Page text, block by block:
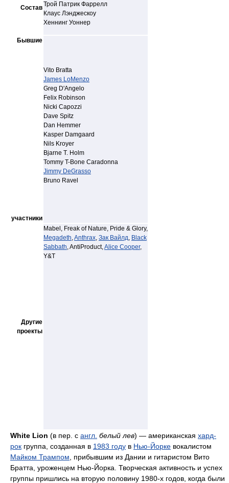
СоставТрой Патрик Фаррелл
Клаус Лэнджескоу
Хеннинг Уоннер
Бывшие
участники
Vito Bratta
James LoMenzo
Greg D'Angelo
Felix Robinson
Nicki Capozzi
Dave Spitz
Dan Hemmer
Kasper Damgaard
Nils Kroyer
Bjarne T. Holm
Tommy T-Bone Caradonna
Jimmy DeGrasso
Bruno Ravel
Другие
проекты
Mabel, Freak of Nature, Pride & Glory,
Megadeth,Anthrax, Зак Вайлд, Black
Sabbath, AntiProduct,Alice Cooper,
Y&T
White Lion (в пер. с англ. белый лев) — американская хард-
рок группа, созданная в 1983 году в Нью-Йорке вокалистом
Майком Трампом , прибывшим из Дании и гитаристом Вито
Братта, уроженцем Нью-Йорка. Творческая активность и успех
группы пришлись на вторую половину 1980-х годов, когда были